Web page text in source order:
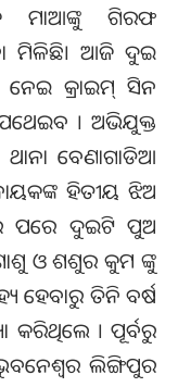
ମାଆଙ୍କୁ ଗିରଫ
ମିଳିଛି। ଆଜି ଦୁଇ
କ୍ରାଇମ୍ ସିନ
। ଅଭିଯୁକ୍ତ
ବେଣାଗାଡିଆ
ହିତୀୟ ଝିଅ
ପରେ ଦୁଇଟି ପୁଅ
ଓ ଶଶୁର କୁମ ଙ୍କୁ
ହେବାରୁ ତିନି ବର୍ଷ
କରିଥିଲେ । ପୂର୍ବରୁ
ଲିଙ୍ଗିପୁର